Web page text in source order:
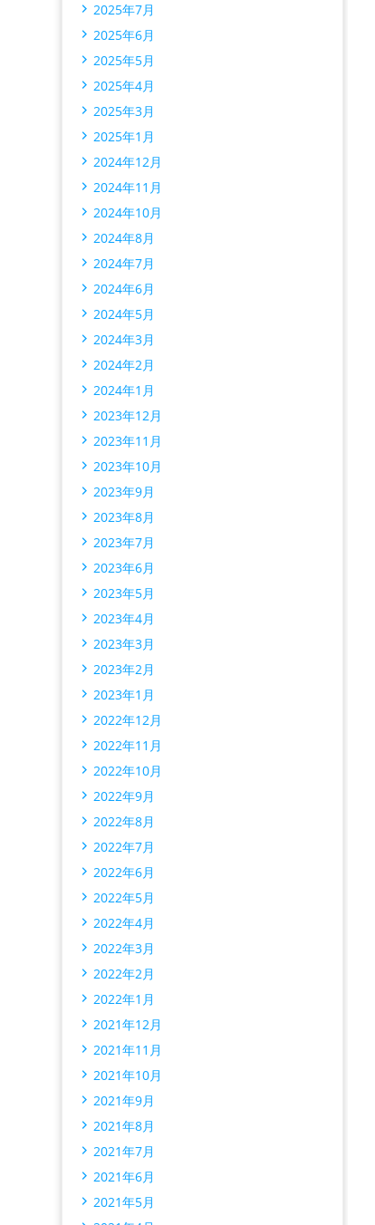
2025年7月
2025年6月
2025年5月
2025年4月
2025年3月
2025年1月
2024年12月
2024年11月
2024年10月
2024年8月
2024年7月
2024年6月
2024年5月
2024年3月
2024年2月
2024年1月
2023年12月
2023年11月
2023年10月
2023年9月
2023年8月
2023年7月
2023年6月
2023年5月
2023年4月
2023年3月
2023年2月
2023年1月
2022年12月
2022年11月
2022年10月
2022年9月
2022年8月
2022年7月
2022年6月
2022年5月
2022年4月
2022年3月
2022年2月
2022年1月
2021年12月
2021年11月
2021年10月
2021年9月
2021年8月
2021年7月
2021年6月
2021年5月